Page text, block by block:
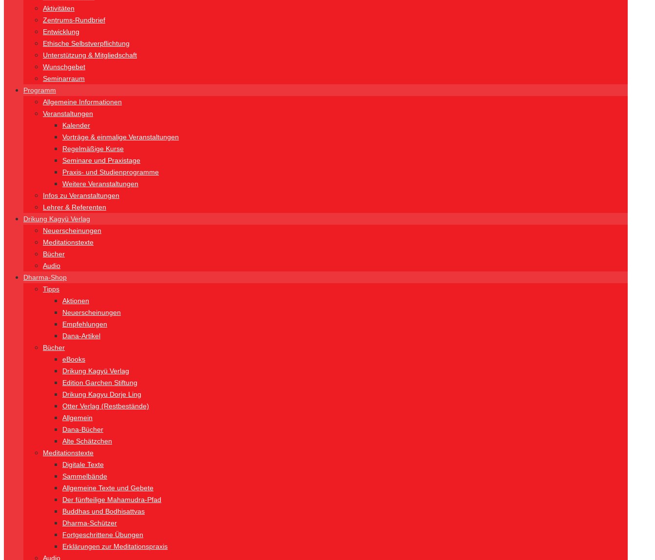
Aktivitäten
Zentrums-Rundbrief
Entwicklung
Ethische Selbstverpflichtung
Unterstützung & Mitgliedschaft
Wunschgebet
Seminarraum
Programm
Allgemeine Informationen
Veranstaltungen
Kalender
Vorträge & einmalige Veranstaltungen
Regelmäßige Kurse
Seminare und Praxistage
Praxis- und Studienprogramme
Weitere Veranstaltungen
Infos zu Veranstaltungen
Lehrer & Referenten
Drikung Kagyü Verlag
Neuerscheinungen
Meditationstexte
Bücher
Audio
Dharma-Shop
Tipps
Aktionen
Neuerscheinungen
Empfehlungen
Dana-Artikel
Bücher
eBooks
Drikung Kagyü Verlag
Edition Garchen Stiftung
Drikung Kagyu Dorje Ling
Otter Verlag (Restbestände)
Allgemein
Dana-Bücher
Alte Schätzchen
Meditationstexte
Digitale Texte
Sammelbände
Allgemeine Texte und Gebete
Der fünfteilige Mahamudra-Pfad
Buddhas und Bodhisattvas
Dharma-Schützer
Fortgeschrittene Übungen
Erklärungen zur Meditationspraxis
Audio